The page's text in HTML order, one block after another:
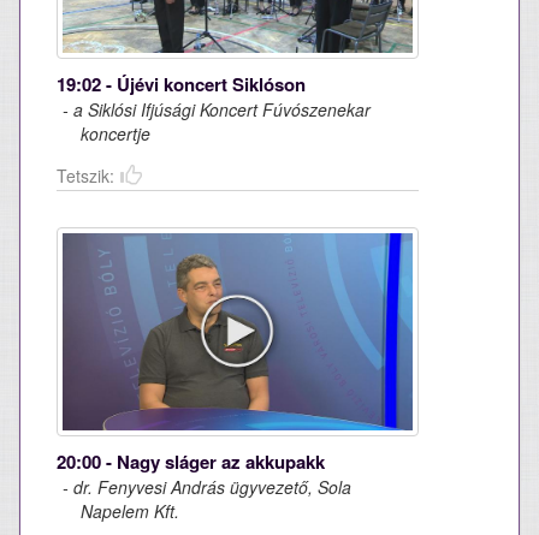
19:02 - Újévi koncert Siklóson
- a Siklósi Ifjúsági Koncert Fúvószenekar
koncertje
Tetszik:
20:00 - Nagy sláger az akkupakk
- dr. Fenyvesi András ügyvezető, Sola
Napelem Kft.